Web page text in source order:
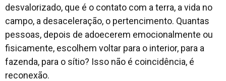
desvalorizado, que é o contato com a terra, a vida no
campo, a desaceleração, o pertencimento. Quantas
pessoas, depois de adoecerem emocionalmente ou
fisicamente, escolhem voltar para o interior, para a
fazenda, para o sítio? Isso não é coincidência, é
reconexão.